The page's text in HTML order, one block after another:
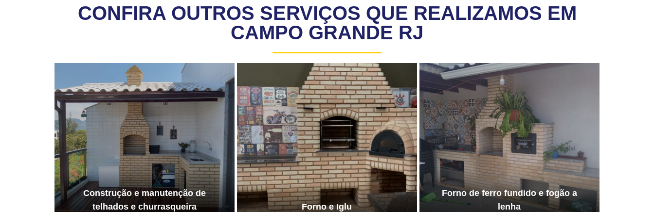
CONFIRA OUTROS SERVIÇOS QUE REALIZAMOS EM
CAMPO GRANDE RJ
Construção e manutenção de
telhados e churrasqueira
Forno e Iglu
Forno de ferro fundido e fogão a
lenha